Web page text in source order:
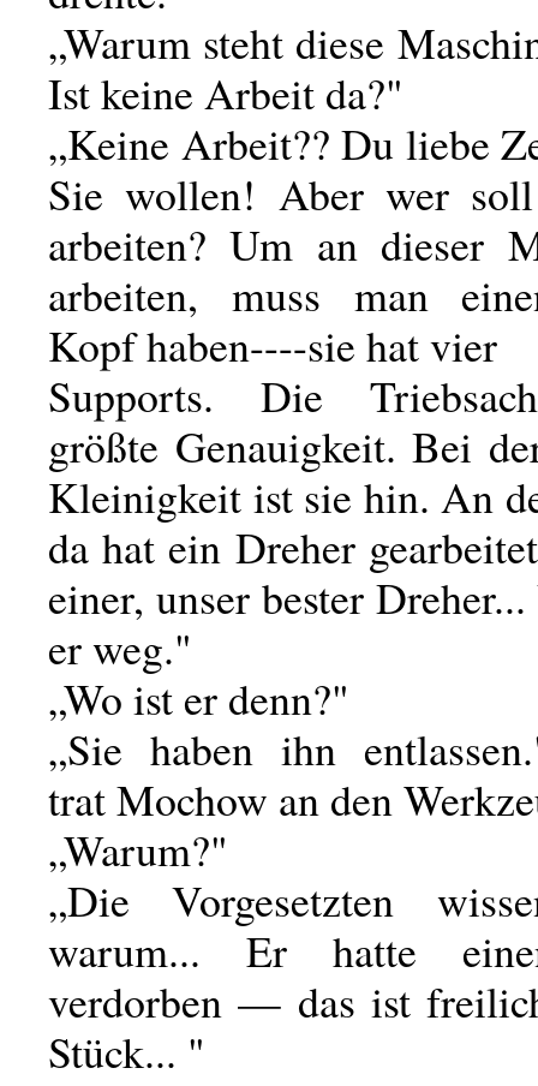
„Warum steht diese
Ist keine Arbeit da?"
„Keine Arbeit?? Du liebe
Sie wollen! Aber wer
arbeiten? Um an dieser
arbeiten, muss man
Kopf haben----sie hat vier
Supports. Die
größte Genauigkeit. Bei
Kleinigkeit ist sie hin. An
da hat ein Dreher
einer, unser bester
er weg."
„Wo ist er denn?"
„Sie haben ihn
trat Mochow an den
„Warum?"
„Die Vorgesetzten
warum... Er hatte
verdorben — das ist
Stück... "